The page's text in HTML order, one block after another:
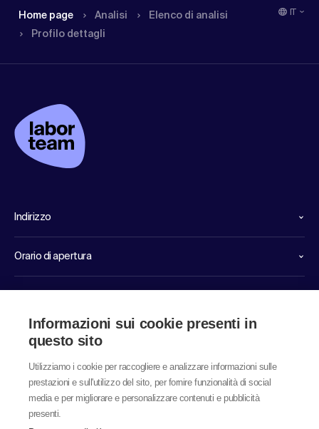
Home page Analisi
Elenco di analisi
Profilo dettagli
Indirizzo
Orario di apertura
Informazioni sui cookie presenti in
questo sito
Utilizziamo i cookie per raccogliere e analizzare informazioni sulle
prestazioni e sull'utilizzo del sito, per fornire funzionalità di social
media e per migliorare e personalizzare contenuti e pubblicità
presenti.